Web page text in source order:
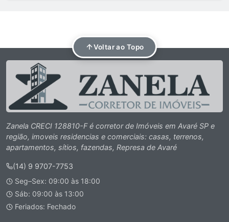
Voltar ao Topo
Zanela CRECI 128810-F é corretor de Imóveis em Avaré SP e
região, imoveis residencias e comerciais: casas, terrenos,
apartamentos, sítios, fazendas, Represa de Avaré
(14) 9 9707-7753
Seg–Sex: 09:00 às 18:00
Sáb: 09:00 às 13:00
Feriados: Fechado